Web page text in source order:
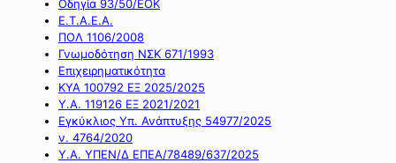
Οδηγία 93/50/ΕΟΚ
Ε.Τ.Α.Ε.Α.
ΠΟΛ 1106/2008
Γνωμοδότηση ΝΣΚ 671/1993
Επιχειρηματικότητα
ΚΥΑ 100792 ΕΞ 2025/2025
Υ.Α. 119126 ΕΞ 2021/2021
Εγκύκλιος Υπ. Ανάπτυξης 54977/2025
ν. 4764/2020
Υ.Α. ΥΠΕΝ/Δ ΕΠΕΑ/78489/637/2025